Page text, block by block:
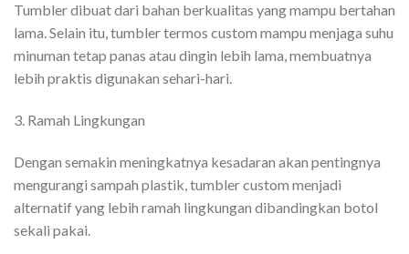
Tumbler dibuat dari bahan berkualitas yang mampu bertahan
lama. Selain itu, tumbler termos custom mampu menjaga suhu
minuman tetap panas atau dingin lebih lama, membuatnya
lebih praktis digunakan sehari-hari.
3. Ramah Lingkungan
Dengan semakin meningkatnya kesadaran akan pentingnya
mengurangi sampah plastik, tumbler custom menjadi
alternatif yang lebih ramah lingkungan dibandingkan botol
sekali pakai.